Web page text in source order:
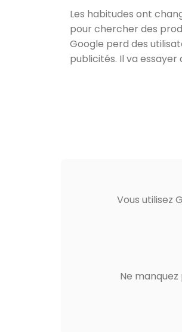
Les habitudes ont
pour chercher des
Google perd des
publicités. Il va essayer
Vous utilisez
Ne